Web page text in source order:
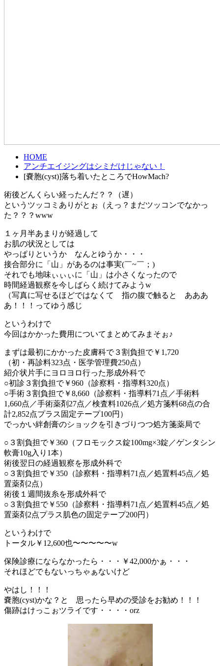
HOME
アンチエイジングはシミだけじゃない！
[嚢胞(cyst)]落ち着いたところでHowMach?
術後どんくらい経ったんだ？？（遅）
というツッコミありがとぉ（えっ？まだツッコンでなかっ
た？？？www
１ヶ月半あまりが経過して
お肌の状況としては
やっぱりというか なんとゆうか・・・
接合部分に「山」があるのは事実(￣~￣；)
それでも地味ぃぃぃに「山」は小さくなったので
時間経過観察を今しばらく続けてみようw
（写真に写せるほどではなくて 指の腹で触ると あああ
あ！！！ってゆう感じ
というわけで
今回はかかった費用についてまとめてみまそぉ♪
まずは最初にかかった皮膚科で３割負担で￥1,720
（初・再診料323点・医学管理費250点）
紹介状片手にヨロヨロ行った形成外科で
○初診３割負担で￥960（診察料・指導料320点）
○手術３割負担で￥8,660（診察料・指導料71点／手術料
1,660点／手術薬剤27点／検査料1026点／処方箋料68点の合
計2,852点プラス固定テープ100円）
でっかい絆創膏のショックを引きづりつつ処方箋薬局で
○３割負担で￥360（フロモックス錠100mg×3錠／ゲンタシン
軟膏10g入り1本）
術後翌日の経過観察を形成外科で
○３割負担で￥350（診察料・指導料71点／処置料45点／処
置薬剤2点）
術後１週間抜糸を形成外科で
○３割負担で￥550（診察料・指導料71点／処置料45点／処
置薬剤2点プラス肌色の固定テープ200円）
というわけで
トータル￥12,600也〜〜〜〜〜w
保険診療にならなかったら・・・￥42,000かぁ・・・
それほどでもないっちゃぁないけど
やはし！！！
嚢胞(cyst)かな？と 思ったら早めの受診をお勧め！！！
傷跡はけっこぉツライです・・・・orz